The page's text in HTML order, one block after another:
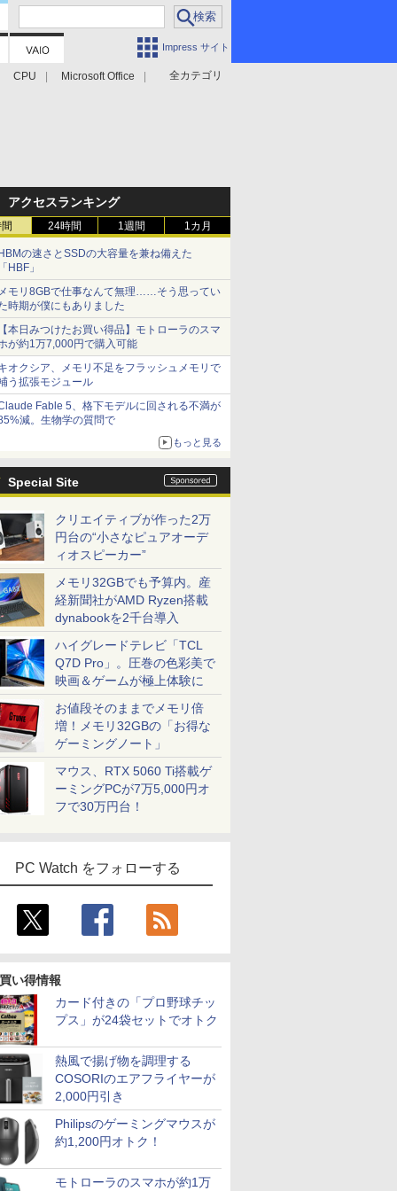
Impress サイト
全カテゴリ
CPU Microsoft Office
アクセスランキング
24時間 1週間 1カ月
の速さとSSDの大容量を兼ね備えた
HBF」
モリ8GBで仕事なんて無理……そう思ってい
時期が僕にもありました
本日みつけたお買い得品】モトローラのスマ
が約1万7,000円で購入可能
オクシア、メモリ不足をフラッシュメモリで
う拡張モジュール
Fable 5、格下モデルに回される不満が
減。生物学の質問で
もっと見る
Special Site
クリエイティブが作った2万
円台の“小さなピュアオーデ
ィオスピーカー”
メモリ32GBでも予算内。産
経新聞社がAMD Ryzen搭載
dynabookを2千台導入
ハイグレードテレビ「TCL
Q7D Pro」。圧巻の色彩美で
映画＆ゲームが極上体験に
お値段そのままでメモリ倍
増！メモリ32GBの「お得な
ゲーミングノート」
マウス、RTX 5060 Ti搭載ゲ
ーミングPCが7万5,000円オ
フで30万円台！
PC Watch をフォローする
い得情報
カード付きの「プロ野球チッ
プス」が24袋セットでオトク
熱風で揚げ物を調理する
COSORIのエアフライヤーが
2,000円引き
Philipsのゲーミングマウスが
約1,200円オトク！
モトローラのスマホが約1万